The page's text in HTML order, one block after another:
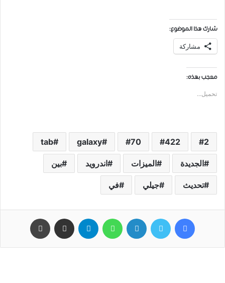
شارك هذا الموضوع:
مشاركة
معجب بهذه:
تحميل...
2
422
70
galaxy
tab
الجديدة الميزات اندرويد بين
تحديث جيلي في
فيسبوك تويتر لينكدإن واتساب تيلقرام مشاركة عبر البريد